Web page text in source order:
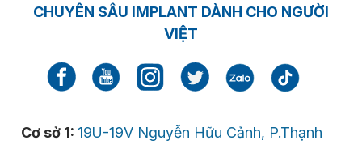
CHUYÊN SÂU IMPLANT DÀNH CHO NGƯỜI
VIỆT
Cơ sở 1: 19U-19V Nguyễn Hữu Cảnh, P.Thạnh